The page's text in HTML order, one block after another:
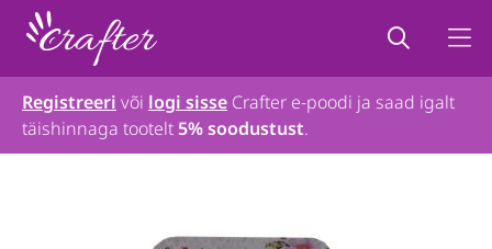
Registreeri või logi sisse Crafter e-poodi ja saad igalt
täishinnaga tootelt5% soodustust.